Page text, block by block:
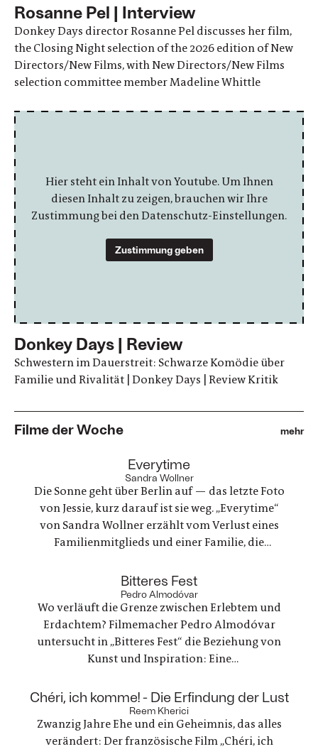
Rosanne Pel | Interview
Donkey Days director Rosanne Pel discusses her film,
the Closing Night selection of the 2026 edition of New
Directors/New Films, with New Directors/New Films
selection committee member Madeline Whittle
Hier steht ein Inhalt von Youtube. Um Ihnen
diesen Inhalt zu zeigen, brauchen wir Ihre
Zustimmung bei den Datenschutz-Einstellungen.
Zustimmung geben
Donkey Days | Review
Schwestern im Dauerstreit: Schwarze Komödie über
Familie und Rivalität | Donkey Days | Review Kritik
Filme der Woche mehr
Everytime
Sandra Wollner
Die Sonne geht über Berlin auf — das letzte Foto
von Jessie, kurz darauf ist sie weg. „Everytime“
von Sandra Wollner erzählt vom Verlust eines
Familienmitglieds und einer Familie, die
ungewöhnlicher Familienurlaub wird zu einem
Spannungsfeld zwischen Trauer, Erinnerungen
und einer Welt, die nie innehält.
Bitteres Fest
Pedro Almodóvar
Wo verläuft die Grenze zwischen Erlebtem und
Erdachtem? Filmemacher Pedro Almodóvar
untersucht in „Bitteres Fest“ die Beziehung von
Kunst und Inspiration: Eine
nach Lanzarote reist, um zu trauern und ein
Regisseur, der in einer kreativen Krise steckt - zwei
Geschichten, die zunehmend verschmelzen.
Chéri, ich komme! - Die Erfindung der Lust
Reem Kherici
Zwanzig Jahre Ehe und ein Geheimnis, das alles
verändert: Der französische Film „Chéri, ich